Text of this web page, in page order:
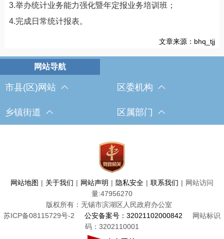
3.举办统计业务能力强化暨年定报业务培训班；
4.完成日常统计报表。
文章来源：bhq_tjj
市县(区)网站 区委机构
乡镇街道 区属部门
网站地图 | 关于我们 | 网站声明 | 隐私安全 | 联系我们 | 网站访问
量:47956270
版权所有：无锡市滨湖区人民政府办公室
苏ICP备08115729号-2
公安备案号：32021102000842
网站标识
码：3202110001